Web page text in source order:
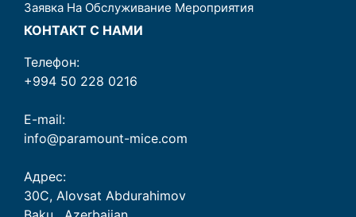
Заявка На Обслуживание Мероприятия
КОНТАКТ С НАМИ
Телефон:
+994 50 228 0216
E-mail:
info@paramount-mice.com
Адрес:
30C, Alovsat Abdurahimov